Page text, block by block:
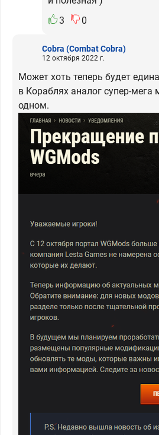
3
0
Cobra (Combat Cobra)
12 октября 2022 г.
Может хоть теперь будет
в Кораблях аналог супер-мега
одном.